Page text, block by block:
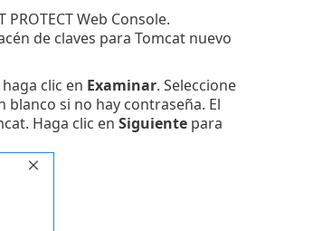
Web Console.
de claves para Tomcat nuevo
haga clic en Examinar. Seleccione
blanco si no hay contraseña. El
Haga clic en Siguientepara